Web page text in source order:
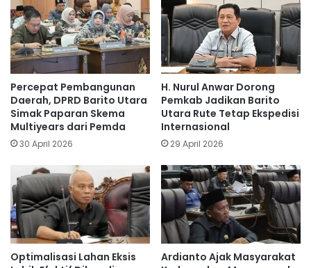
Percepat Pembangunan
Daerah, DPRD Barito Utara
Simak Paparan Skema
Multiyears dari Pemda
30 April 2026
H. Nurul Anwar Dorong
Pemkab Jadikan Barito
Utara Rute Tetap Ekspedisi
Internasional
29 April 2026
Optimalisasi Lahan Eksis
Ardianto Ajak Masyarakat